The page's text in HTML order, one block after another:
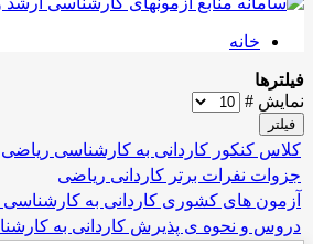
خانه
فیلترها
نمایش #
فیلتر
کلاس کنکور کاردانی به کارشناسی ریاضی
جزوات نفرات برتر کاردانی ریاضی
آزمون های كشوری کاردانی به
دروس و نحوه ی پذیرش کاردانی به